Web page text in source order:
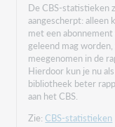
De CBS-statistieken
aangescherpt: alleen
met een abonnement
geleend mag
meegenomen in de
Hierdoor kun je nu als
bibliotheek beter
aan het CBS.
Zie:CBS-statistieken